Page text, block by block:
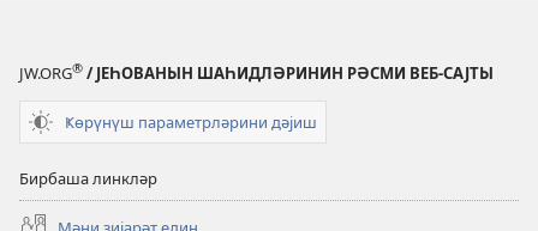
JW.ORG® / ЈЕҺОВАНЫН ШАҺИДЛӘРИНИН РӘСМИ ВЕБ-САЈТЫ
Ҝөрүнүш параметрләрини дәјиш
Бирбаша линкләр